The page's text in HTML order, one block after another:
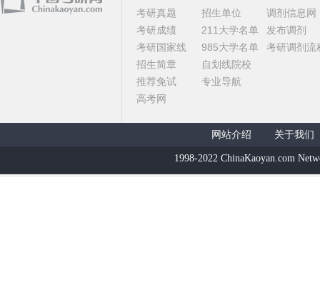
考研真题
考研成绩
考研国家线
招生简章
推荐免试
高考网
招生单位
211大学名单
985大学名单
自划线院校
专业导航
调剂信息网
发布调剂
考研调剂流
网站介绍 关于我们
1998-2022 ChinaKaoyan.com